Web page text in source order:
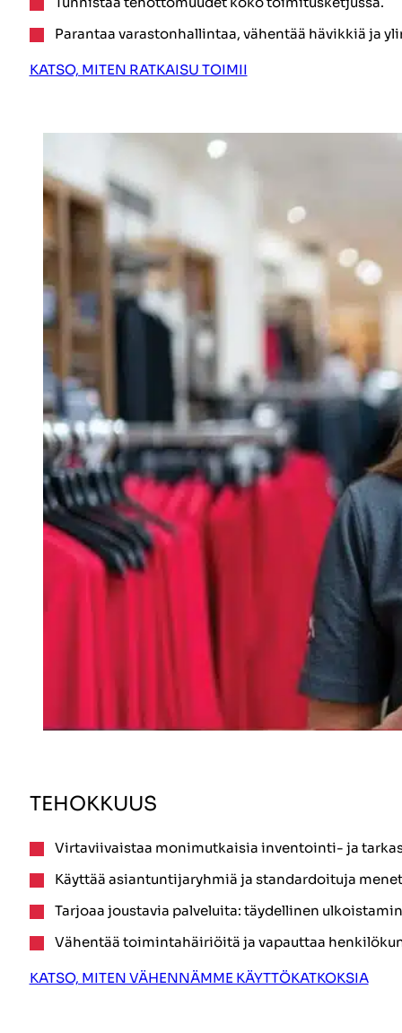
Parantaa varastonhallintaa, vähentää hävikkiä ja
KATSO, MITEN RATKAISU TOIMII
TEHOKKUUS
Virtaviivaistaa monimutkaisia inventointi- ja
Käyttää asiantuntijaryhmiä ja standardoituja
Tarjoaa joustavia palveluita: täydellinen
Vähentää toimintahäiriöitä ja vapauttaa
KATSO, MITEN VÄHENNÄMME KÄYTTÖKATKOKSIA